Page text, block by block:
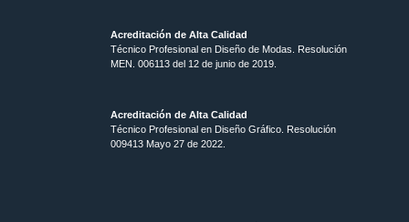
Acreditación de Alta Calidad
Técnico Profesional en Diseño de Modas. Resolución
MEN. 006113 del 12 de junio de 2019.
Acreditación de Alta Calidad
Técnico Profesional en Diseño Gráfico. Resolución
009413 Mayo 27 de 2022.